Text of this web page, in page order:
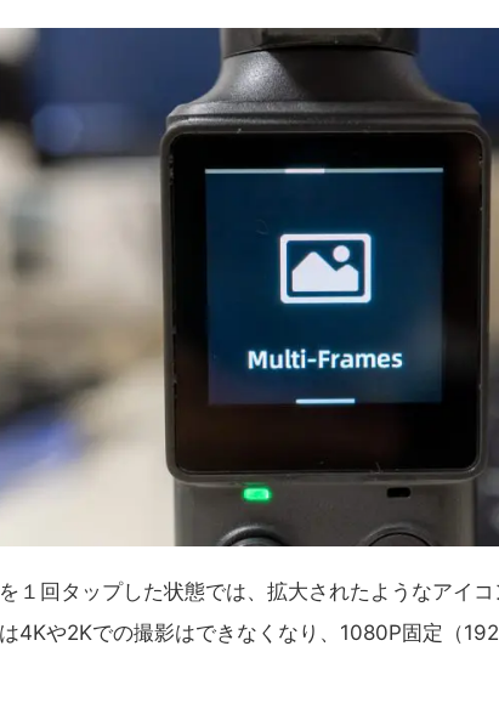
１回タップした状態では、拡大されたようなアイコ
4Kや2Kでの撮影はできなくなり、1080P固定（